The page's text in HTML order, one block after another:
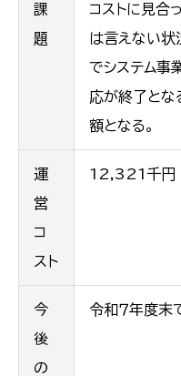
課
題
コストに見合
は言えない状
でシステム事
応が終了とな
額となる。
運
営
コ
スト
12,321千円
今
後
の
令和７年度末